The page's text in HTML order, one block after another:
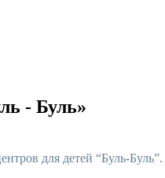
- Буль»
для детей “Буль-